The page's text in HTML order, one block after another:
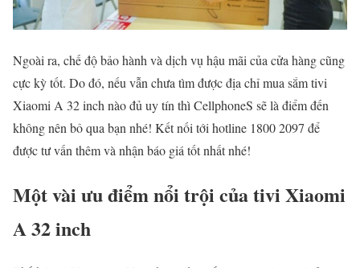
Ngoài ra, chế độ bảo hành và dịch vụ hậu mãi của cửa hàng cũng
cực kỳ tốt. Do đó, nếu vẫn chưa tìm được địa chỉ mua sắm tivi
Xiaomi A 32 inch nào đủ uy tín thì CellphoneS sẽ là điểm đến
không nên bỏ qua bạn nhé! Kết nối tới hotline 1800 2097 để
được tư vấn thêm và nhận báo giá tốt nhất nhé!
Một vài ưu điểm nổi trội của tivi Xiaomi
A 32 inch